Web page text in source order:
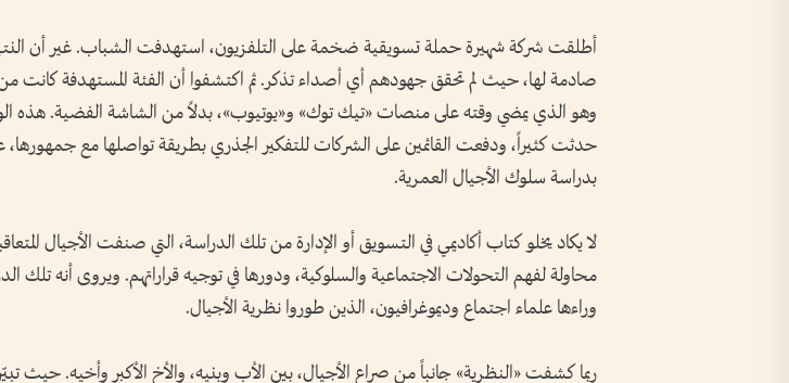
أطلقت شركة شهيرة حملة تسويقية ضخمة على التلفزيون، استهدفت الشباب. غير أن
وهو الذي يمضي وقته على منصات «تيك توك» و«يوتيوب»، بدلاً من الشاشة الفضية. هذه
حدثت كثيراً، ودفعت القائمين على الشركات للتفكير الجذري بطريقة تواصلها مع جمهورها،
بدراسة سلوك الأجيال العمرية.
لا يكاد يخلو كتاب أكاديمي في التسويق أو الإدارة من تلك الدراسة، التي صنفت الأجيال
محاولة لفهم التحولات الاجتماعية والسلوكية، ودورها في توجيه قراراتهم. ويروى أنه تلك
وراءها علماء اجتماع وديموغرافيون، الذين طوروا نظرية الأجيال.
ربما كشفت «النظرية» جانباً من صراع الأجيال، بين الأب وبنيه، والأخ الأكبر وأخيه. حيث